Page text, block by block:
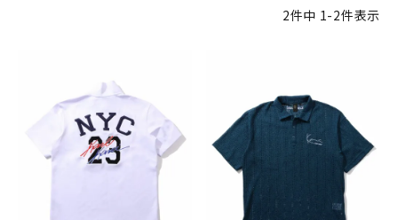
スタイリング
ニュース・特集
2件中 1-2件表示